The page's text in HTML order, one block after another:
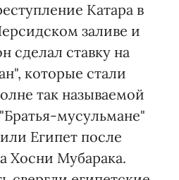
Катара в
заливе и
сделал ставку на
которые стали
так называемой
мусульмане"
Египет после
Хосни Мубарака.